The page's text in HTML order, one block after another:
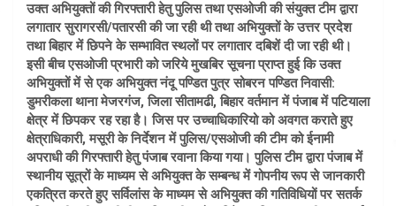
उक्त अभियुक्तों की गिरफ्तारी हेतु पुलिस तथा एसओजी की संयुक्त टीम द्वारा
लगातार सुरागरसी/पतारसी की जा रही थी तथा अभियुक्तों के उत्तर प्रदेश
तथा बिहार में छिपने के सम्भावित स्थलों पर लगातार दबिशें दी जा रही थी।
इसी बीच एसओजी प्रभारी को जरिये मुखबिर सूचना प्राप्त हुई कि उक्त
अभियुक्तों में से एक अभियुक्त नंदू पण्डित पुत्र सोबरन पण्डित निवासी:
डुमरीकला थाना मेजरगंज, जिला सीतामढी, बिहार वर्तमान में पंजाब में पटियाला
क्षेत्र में छिपकर रह रहा है। जिस पर उच्चाधिकारियो को अवगत कराते हुए
क्षेत्राधिकारी, मसूरी के निर्देशन में पुलिस/एसओजी की टीम को ईनामी
अपराधी की गिरफ्तारी हेतु पंजाब रवाना किया गया। पुलिस टीम द्वारा पंजाब में
स्थानीय सूत्रों के माध्यम से अभियुक्त के सम्बन्ध में गोपनीय रूप से जानकारी
एकत्रित करते हुए सर्विलांस के माध्यम से अभियुक्त की गतिविधियों पर सतर्क